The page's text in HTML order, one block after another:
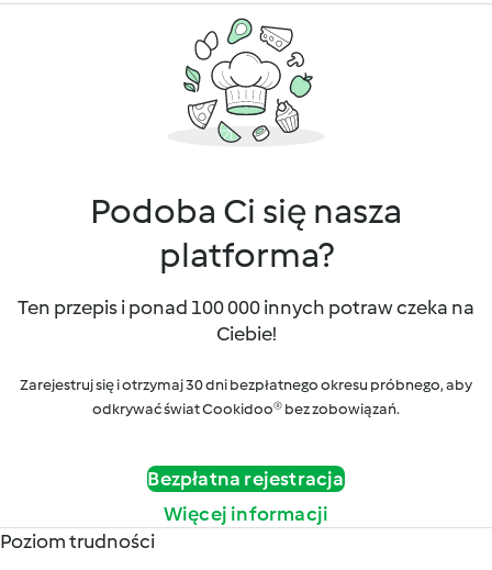
Podoba Ci się nasza
platforma?
Ten przepis i ponad 100 000 innych potraw czeka na
Ciebie!
Zarejestruj się i otrzymaj 30 dni bezpłatnego okresu próbnego, aby
odkrywać świat Cookidoo® bez zobowiązań.
Bezpłatna rejestracja
Więcej informacji
Poziom trudności